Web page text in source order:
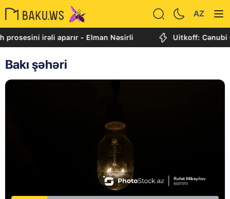
AZ
aparır - Elman Nəsirli Uitkoff: Cənubi Qafqaz
Bakı şəhəri